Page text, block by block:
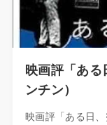
映画評「ある
ンチン）
映画評「ある日